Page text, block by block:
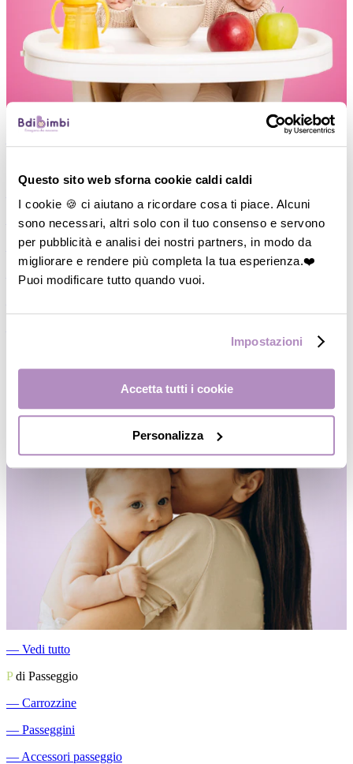
Questo sito web sforna cookie caldi caldi
I cookie 🍪 ci aiutano a ricordare cosa ti piace. Alcuni
sono necessari, altri solo con il tuo consenso e servono
per pubblicità e analisi dei nostri partners, in modo da
migliorare e rendere più completa la tua esperienza.❤️
Puoi modificare tutto quando vuoi.
Impostazioni
Accetta tutti i cookie
Personalizza
Cosmesi Mamma
―Coppetta/Conchiglie assorbilatte
―Paracapezzoli
―Fasce Pre/Post partum
― Vedi tutto
Pdi Passeggio
― Carrozzine
― Passeggini
― Accessori passeggio